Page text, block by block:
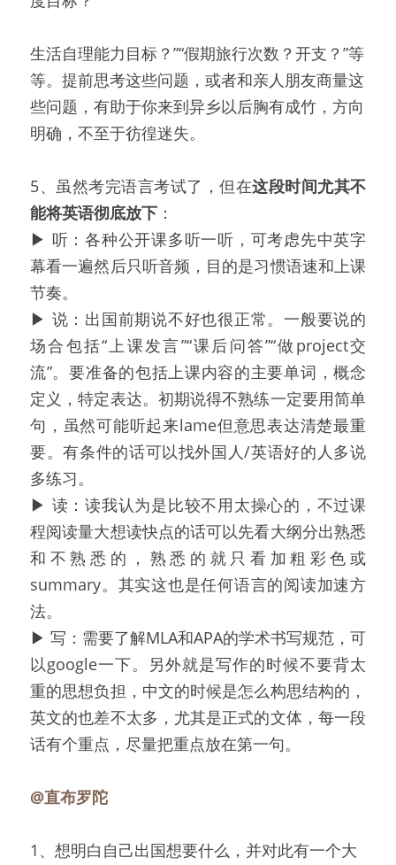
生活自理能力目标？”“假期旅行次数？开支？”等
等。提前思考这些问题，或者和亲人朋友商量这
些问题，有助于你来到异乡以后胸有成竹，方向
明确，不至于彷徨迷失。
5、虽然考完语言考试了，但在这段时间尤其不
能将英语彻底放下 ：
▶ 听：各种公开课多听一听，可考虑先中英字
幕看一遍然后只听音频，目的是习惯语速和上课
节奏。
▶ 说：出国前期说不好也很正常。一般要说的
场合包括“上课发言”“课后问答”“做project交
流”。要准备的包括上课内容的主要单词，概念
定义，特定表达。初期说得不熟练一定要用简单
句，虽然可能听起来lame但意思表达清楚最重
要。有条件的话可以找外国人/英语好的人多说
多练习。
▶ 读：读我认为是比较不用太操心的，不过课
程阅读量大想读快点的话可以先看大纲分出熟悉
和不熟悉的，熟悉的就只看加粗彩色或
summary。其实这也是任何语言的阅读加速方
法。
▶ 写：需要了解MLA和APA的学术书写规范，可
以google一下。另外就是写作的时候不要背太
重的思想负担，中文的时候是怎么构思结构的，
英文的也差不太多，尤其是正式的文体，每一段
话有个重点，尽量把重点放在第一句。
@直布罗陀
1、想明白自己出国想要什么，并对此有一个大